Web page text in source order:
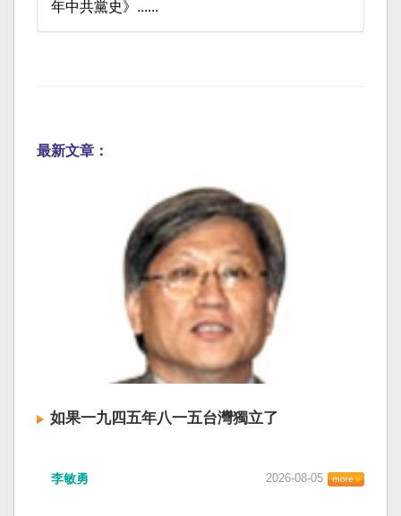
年中共黨史》......
最新文章：
如果一九四五年八一五台灣獨立了
李敏勇 2026-08-05